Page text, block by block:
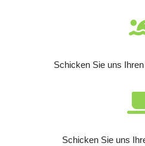
Schicken Sie uns
Schicken Sie uns